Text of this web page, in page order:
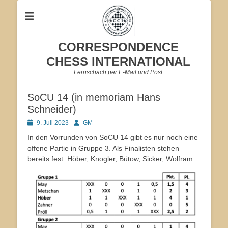
CORRESPONDENCE
CHESS INTERNATIONAL
Fernschach per E-Mail und Post
SoCU 14 (in memoriam Hans
Schneider)
Veröffentlicht
9. Juli 2023 AutorGM
In den Vorrunden von SoCU 14 gibt es nur noch eine
offene Partie in Gruppe 3. Als Finalisten stehen
bereits fest: Höber, Knogler, Bütow, Sicker, Wolfram.